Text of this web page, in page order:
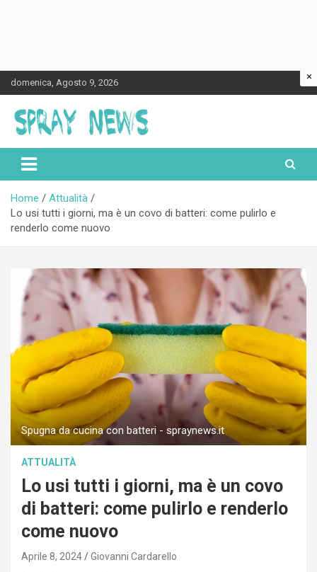
Skip
to
content
domenica, Agosto 9, 2026
Spraynews.it
Home
Attualità
Lo usi tutti i giorni, ma è un covo di batteri: come pulirlo e
renderlo come nuovo
Spugna da cucina con batteri - spraynews.it
ATTUALITÀ
Lo usi tutti i giorni, ma è un covo
di batteri: come pulirlo e renderlo
come nuovo
Aprile 8, 2024 Giovanni Cardarello
×